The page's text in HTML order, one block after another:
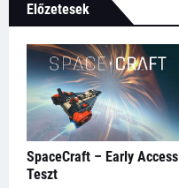
Előzetesek
SpaceCraft – Early Access
Teszt